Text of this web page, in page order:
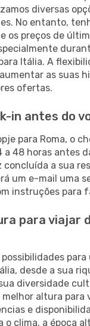
diversas
No entanto,
os preços de
Itália. A
as suas
ofertas.
in antes do
para Roma, o
a 48 horas antes
concluída a sua
um e-mail uma
instruções para
para viajar
desde a sua
diversidade
altura para
e
o clima, a época